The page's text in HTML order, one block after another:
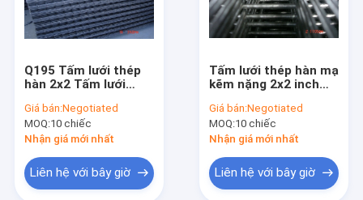
Lưới dây lục giác
Dây thép
Lưới dây nhựa
Dây vải màu đen
Q195 Tấm lưới thép
hàn 2x2 Tấm lưới
Giá bán:Negotiated
MOQ:10 chiếc
Nhận giá mới nhất
Liên hệ với bây giờ
Tấm lưới thép hàn mạ
kẽm nặng 2x2 inch
6.0mm
Giá bán:Negotiated
MOQ:10 chiếc
Nhận giá mới nhất
Liên hệ với bây giờ